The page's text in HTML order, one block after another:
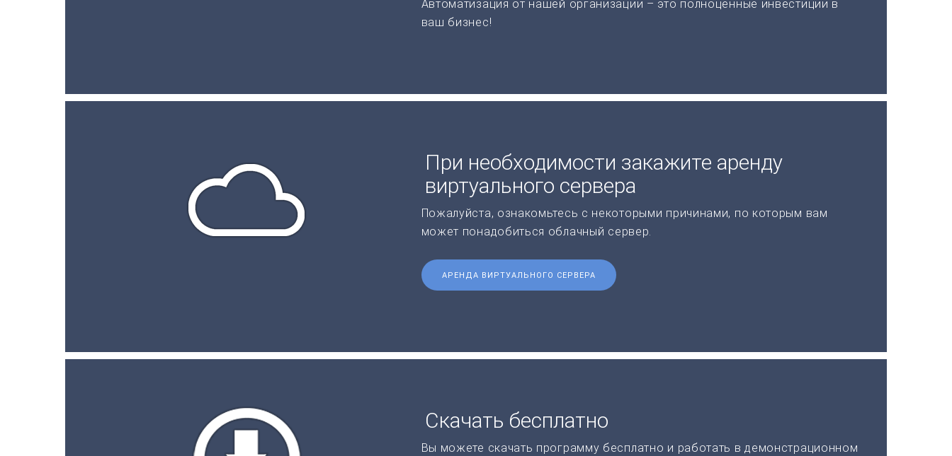
Автоматизация от нашей организации – это полноценные инвестиции в
ваш бизнес!
При необходимости закажите аренду
виртуального сервера
Пожалуйста, ознакомьтесь с некоторыми причинами, по которым вам
может понадобиться облачный сервер.
АРЕНДА ВИРТУАЛЬНОГО СЕРВЕРА
Скачать бесплатно
Вы можете скачать программу бесплатно и работать в демонстрационном